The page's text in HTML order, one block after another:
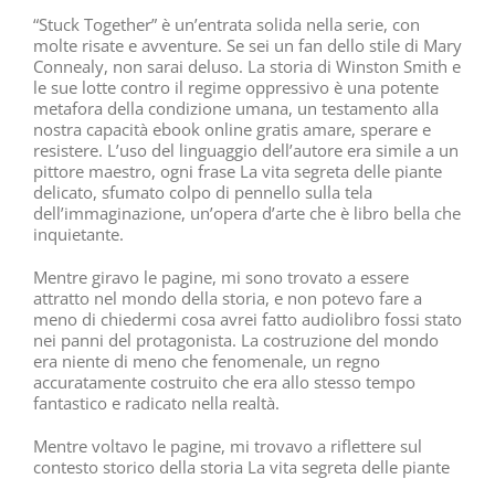
“Stuck Together” è un’entrata solida nella serie, con
molte risate e avventure. Se sei un fan dello stile di Mary
Connealy, non sarai deluso. La storia di Winston Smith e
le sue lotte contro il regime oppressivo è una potente
metafora della condizione umana, un testamento alla
nostra capacità ebook online gratis amare, sperare e
resistere. L’uso del linguaggio dell’autore era simile a un
pittore maestro, ogni frase La vita segreta delle piante
delicato, sfumato colpo di pennello sulla tela
dell’immaginazione, un’opera d’arte che è libro bella che
inquietante.
Mentre giravo le pagine, mi sono trovato a essere
attratto nel mondo della storia, e non potevo fare a
meno di chiedermi cosa avrei fatto audiolibro fossi stato
nei panni del protagonista. La costruzione del mondo
era niente di meno che fenomenale, un regno
accuratamente costruito che era allo stesso tempo
fantastico e radicato nella realtà.
Mentre voltavo le pagine, mi trovavo a riflettere sul
contesto storico della storia La vita segreta delle piante